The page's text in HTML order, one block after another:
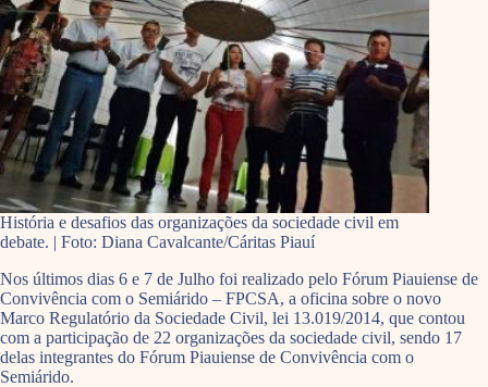
História e desafios das organizações da sociedade civil em
debate. | Foto: Diana Cavalcante/Cáritas Piauí
Nos últimos dias 6 e 7 de Julho foi realizado pelo Fórum Piauiense de
Convivência com o Semiárido – FPCSA, a oficina sobre o novo
Marco Regulatório da Sociedade Civil, lei 13.019/2014, que contou
com a participação de 22 organizações da sociedade civil, sendo 17
delas integrantes do Fórum Piauiense de Convivência com o
Semiárido.